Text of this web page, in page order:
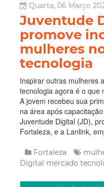
Quarta, 06 Março
Juventude
promove
mulheres
tecnologia
Inspirar outras mulheres
tecnologia agora é o que
A jovem recebeu sua
na área após
Juventude Digital (JD),
Fortaleza, e a Lanlink,
Fortaleza
Digital mercado